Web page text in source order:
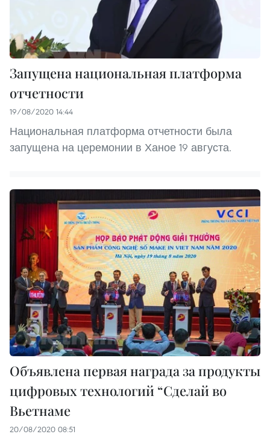
Запущена национальная платформа
отчетности
19/08/2020 14:44
Национальная платформа отчетности была
запущена на церемонии в Ханое 19 августа.
Объявлена первая награда за продукты
цифровых технологий “Сделай во
Вьетнаме
20/08/2020 08:51